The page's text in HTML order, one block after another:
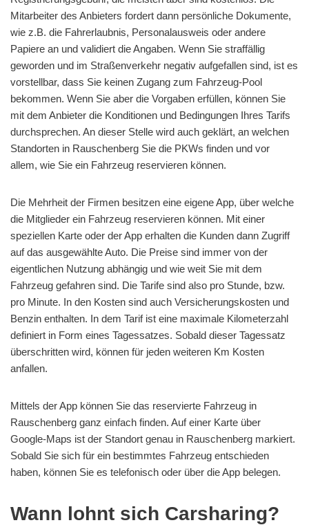
Mitarbeiter des Anbieters fordert dann persönliche Dokumente,
wie z.B. die Fahrerlaubnis, Personalausweis oder andere
Papiere an und validiert die Angaben. Wenn Sie straffällig
geworden und im Straßenverkehr negativ aufgefallen sind, ist es
vorstellbar, dass Sie keinen Zugang zum Fahrzeug-Pool
bekommen. Wenn Sie aber die Vorgaben erfüllen, können Sie
mit dem Anbieter die Konditionen und Bedingungen Ihres Tarifs
durchsprechen. An dieser Stelle wird auch geklärt, an welchen
Standorten in Rauschenberg Sie die PKWs finden und vor
allem, wie Sie ein Fahrzeug reservieren können.
Die Mehrheit der Firmen besitzen eine eigene App, über welche
die Mitglieder ein Fahrzeug reservieren können. Mit einer
speziellen Karte oder der App erhalten die Kunden dann Zugriff
auf das ausgewählte Auto. Die Preise sind immer von der
eigentlichen Nutzung abhängig und wie weit Sie mit dem
Fahrzeug gefahren sind. Die Tarife sind also pro Stunde, bzw.
pro Minute. In den Kosten sind auch Versicherungskosten und
Benzin enthalten. In dem Tarif ist eine maximale Kilometerzahl
definiert in Form eines Tagessatzes. Sobald dieser Tagessatz
überschritten wird, können für jeden weiteren Km Kosten
anfallen.
Mittels der App können Sie das reservierte Fahrzeug in
Rauschenberg ganz einfach finden. Auf einer Karte über
Google-Maps ist der Standort genau in Rauschenberg markiert.
Sobald Sie sich für ein bestimmtes Fahrzeug entschieden
haben, können Sie es telefonisch oder über die App belegen.
Wann lohnt sich Carsharing?